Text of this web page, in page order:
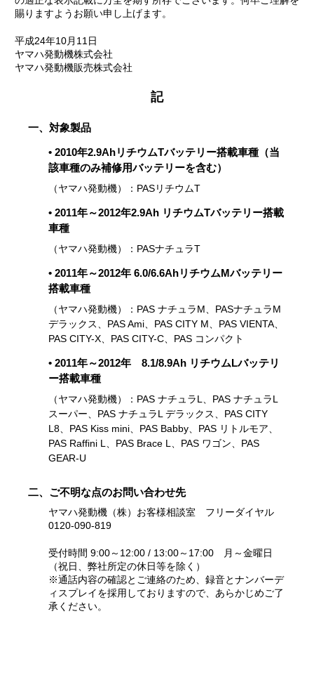
賜りますようお願い申し上げます。
平成24年10月11日
ヤマハ発動機株式会社
ヤマハ発動機販売株式会社
記
一、対象製品
• 2010年2.9AhリチウムTバッテリー搭載車種（当
該車種のみ補修用バッテリーを含む）
（ヤマハ発動機）：PASリチウムT
• 2011年～2012年2.9Ah リチウムTバッテリー搭載
車種
（ヤマハ発動機）：PASナチュラT
• 2011年～2012年 6.0/6.6AhリチウムMバッテリー
搭載車種
（ヤマハ発動機）：PAS ナチュラM、PASナチュラM
デラックス、PAS Ami、PAS CITY M、PAS VIENTA、
PAS CITY-X、PAS CITY-C、PAS コンパクト
• 2011年～2012年 8.1/8.9Ah リチウムLバッテリ
ー搭載車種
（ヤマハ発動機）：PAS ナチュラL、PAS ナチュラL
スーパー、PAS ナチュラL デラックス、PAS CITY
L8、PAS Kiss mini、PAS Babby、PAS リトルモア、
PAS Raffini L、PAS Brace L、PAS ワゴン、PAS
GEAR-U
二、ご不明な点のお問い合わせ先
ヤマハ発動機（株）お客様相談室 フリーダイヤル
0120-090-819
受付時間 9:00～12:00 / 13:00～17:00 月～金曜日
（祝日、弊社所定の休日等を除く）
※通話内容の確認とご連絡のため、録音とナンバーデ
ィスプレイを採用しておりますので、あらかじめご了
承ください。